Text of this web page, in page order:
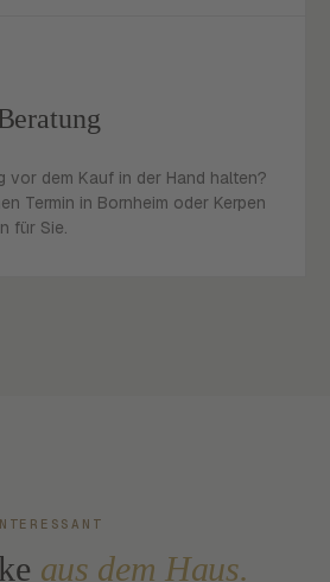
vor dem Kauf in der Hand halten?
Termin in Bornheim oder Kerpen
für Sie.
aus dem Haus.